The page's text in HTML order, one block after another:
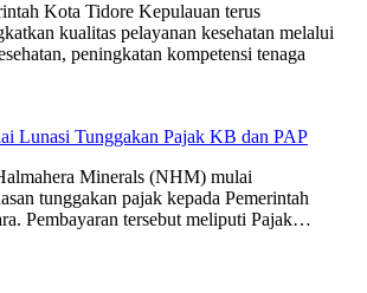
Kota Tidore Kepulauan terus
kualitas pelayanan kesehatan melalui
peningkatan kompetensi tenaga
Lunasi Tunggakan Pajak KB dan PAP
Minerals (NHM) mulai
tunggakan pajak kepada Pemerintah
Pembayaran tersebut meliputi Pajak…